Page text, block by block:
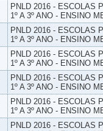
PNLD 2016 - ESCOLAS
1º A 3º ANO - ENSINO
PNLD 2016 - ESCOLAS
1º A 3º ANO - ENSINO
PNLD 2016 - ESCOLAS
1º A 3º ANO - ENSINO
PNLD 2016 - ESCOLAS
1º A 3º ANO - ENSINO
PNLD 2016 - ESCOLAS
1º A 3º ANO - ENSINO
PNLD 2016 - ESCOLAS